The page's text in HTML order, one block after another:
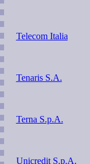
Telecom Italia
Tenaris S.A.
Terna S.p.A.
Unicredit S.p.A.